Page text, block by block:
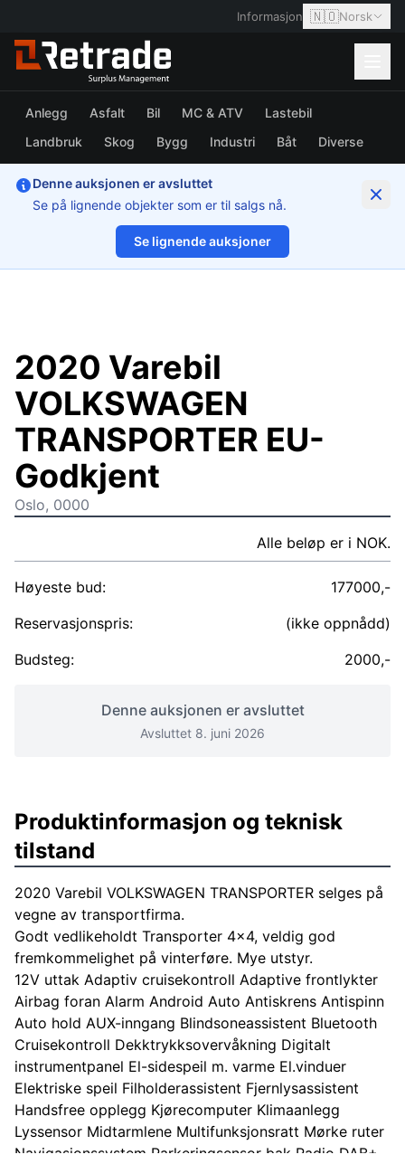
Informasjon 🇳🇴Norsk
Anlegg Asfalt Bil MC & ATV
Lastebil
Landbruk
Skog Bygg Industri Båt Diverse
Denne auksjonen er avsluttet
Se på lignende objekter som er til salgs nå.
Se lignende auksjoner
1/15
2020 Varebil
VOLKSWAGEN
TRANSPORTER EU-
Godkjent
Oslo, 0000
Alle beløp er i NOK.
Høyeste bud:
177000,-
Reservasjonspris:
(ikke oppnådd)
Budsteg:
2000,-
Denne auksjonen er avsluttet
Avsluttet 8. juni 2026
Produktinformasjon og teknisk
tilstand
2020 Varebil VOLKSWAGEN TRANSPORTER selges på
vegne av transportfirma.
Godt vedlikeholdt Transporter 4x4, veldig god
fremkommelighet på vinterføre. Mye utstyr.
12V uttak Adaptiv cruisekontroll Adaptive frontlykter
Airbag foran Alarm Android Auto Antiskrens Antispinn
Auto hold AUX-inngang Blindsoneassistent Bluetooth
Cruisekontroll Dekktrykksovervåkning Digitalt
instrumentpanel El-sidespeil m. varme El.vinduer
Elektriske speil Filholderassistent Fjernlysassistent
Handsfree opplegg Kjørecomputer Klimaanlegg
Lyssensor Midtarmlene Multifunksjonsratt Mørke ruter
Navigasjonssystem Parkeringsensor bak Radio DAB+